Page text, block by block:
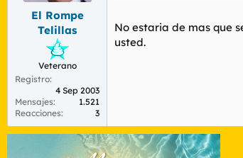
El Rompe
Telillas
Veterano
Registro
4 Sep 2003
Mensajes
1.521
Reacciones
3
No estaria de mas que
usted.